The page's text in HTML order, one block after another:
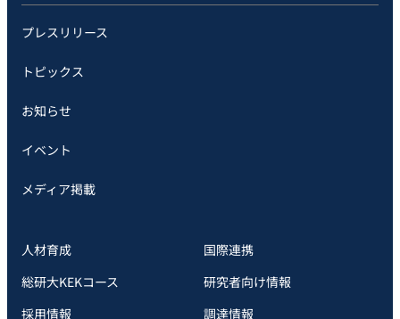
プレスリリース
トピックス
お知らせ
イベント
メディア掲載
人材育成
国際連携
総研大KEKコース
研究者向け情報
採用情報
調達情報